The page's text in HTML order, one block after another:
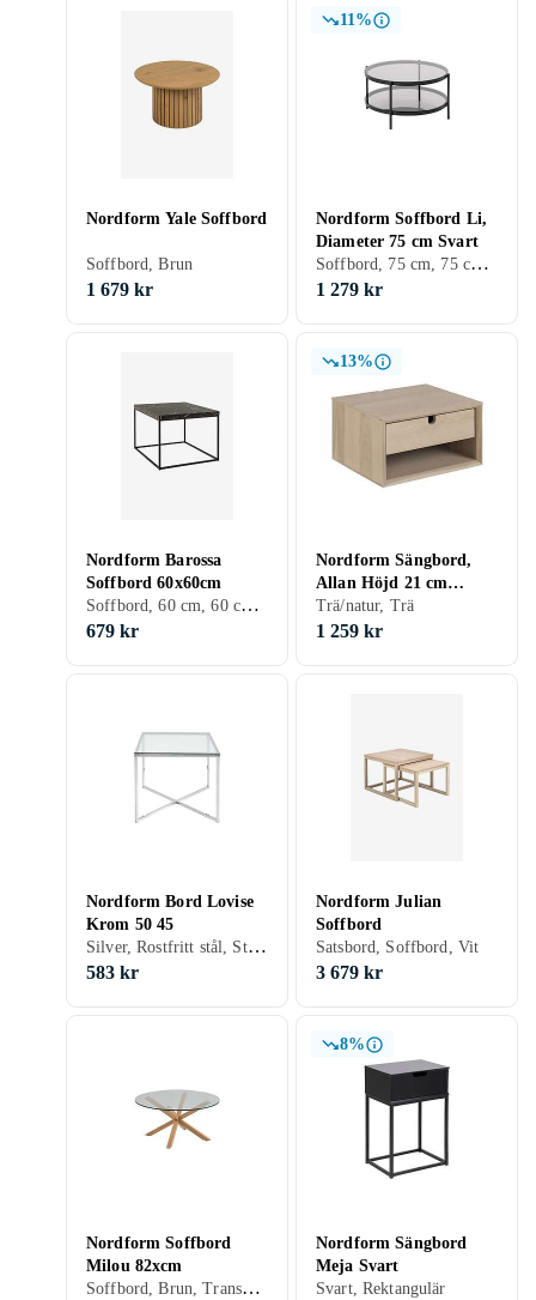
Nordform Yale Soffbord
Soffbord, Brun
1 679 kr
11%
Nordform Soffbord Li,
Diameter 75 cm Svart
Soffbord, 75 cm, 75 cm, Svart, Rund, Glas
1 279 kr
Nordform Barossa
Soffbord 60x60cm
Soffbord, 60 cm, 60 cm, Svart, Vit, Trä/natur, Kvadratisk
679 kr
13%
Nordform Sängbord,
Allan Höjd 21 cm
Vitpigmenterad 37
Trä/natur, Trä
1 259 kr
Nordform Bord Lovise
Krom 50 45
Silver, Rostfritt stål, Stål/Järn
583 kr
Nordform Julian
Soffbord
Satsbord, Soffbord, Vit
3 679 kr
Nordform Soffbord
Milou 82xcm
Soffbord, Brun, Transparent, Trä/natur, Rund, Trä, Glas
8%
Nordform Sängbord
Meja Svart
Svart, Rektangulär